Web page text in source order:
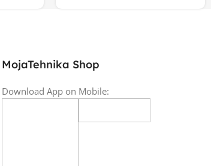
MojaTehnika Shop
Download App on Mobile: